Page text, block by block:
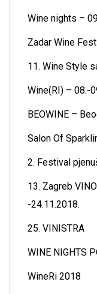
Wine nights –
Zadar Wine
11. Wine Style
Wine(RI) – 08.-
BEOWINE –
Salon Of
2. Festival
13. Zagreb
-24.11.2018.
25. VINISTRA
WINE NIGHTS
WineRi 2018